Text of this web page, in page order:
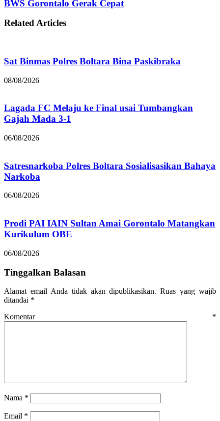
BWS Gorontalo Gerak Cepat
Related Articles
Sat Binmas Polres Boltara Bina Paskibraka
08/08/2026
Lagada FC Melaju ke Final usai Tumbangkan
Gajah Mada 3-1
06/08/2026
Satresnarkoba Polres Boltara Sosialisasikan Bahaya
Narkoba
06/08/2026
Prodi PAI IAIN Sultan Amai Gorontalo Matangkan
Kurikulum OBE
06/08/2026
Tinggalkan Balasan
Alamat email Anda tidak akan dipublikasikan. Ruas yang wajib
ditandai *
Komentar *
Nama *
Email *